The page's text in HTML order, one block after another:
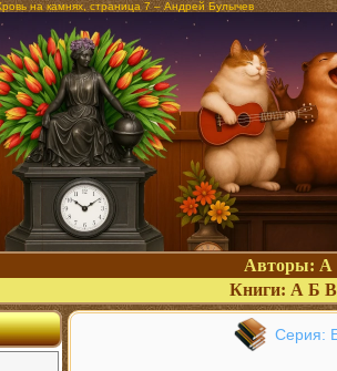
на камнях, страница 7 – Андрей Булычев
Авторы: А
Книги: А Б В
Серия: